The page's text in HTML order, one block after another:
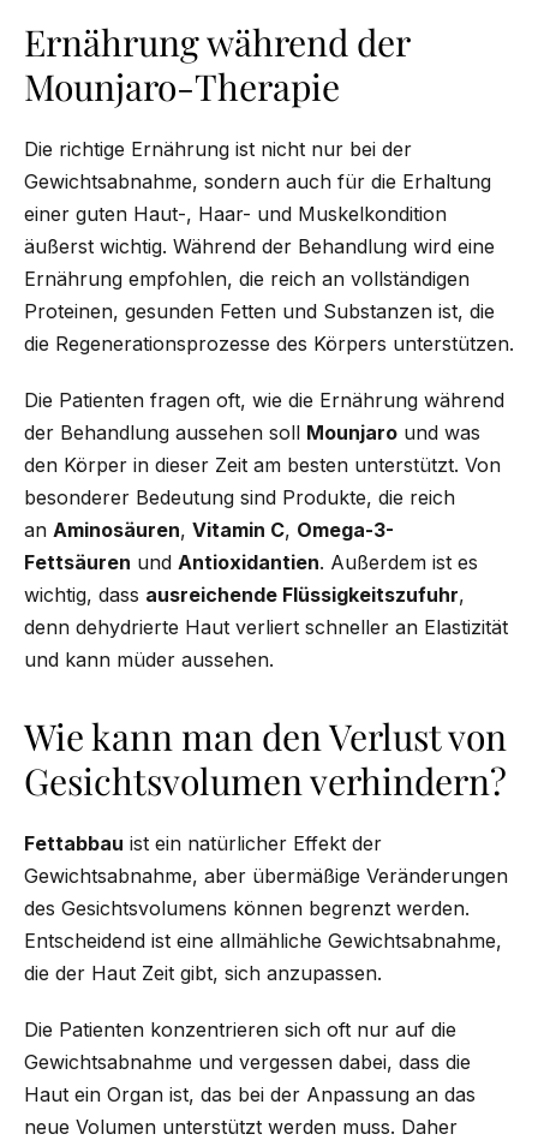
Ernährung während der
Mounjaro-Therapie
Die richtige Ernährung ist nicht nur bei der
Gewichtsabnahme, sondern auch für die Erhaltung
einer guten Haut-, Haar- und Muskelkondition
äußerst wichtig. Während der Behandlung wird eine
Ernährung empfohlen, die reich an vollständigen
Proteinen, gesunden Fetten und Substanzen ist, die
die Regenerationsprozesse des Körpers unterstützen.
Die Patienten fragen oft, wie die Ernährung während
der Behandlung aussehen soll Mounjaro und was
den Körper in dieser Zeit am besten unterstützt. Von
besonderer Bedeutung sind Produkte, die reich
an Aminosäuren, Vitamin C, Omega-3-
Fettsäuren und Antioxidantien. Außerdem ist es
wichtig, dass ausreichende Flüssigkeitszufuhr,
denn dehydrierte Haut verliert schneller an Elastizität
und kann müder aussehen.
Wie kann man den Verlust von
Gesichtsvolumen verhindern?
Fettabbau ist ein natürlicher Effekt der
Gewichtsabnahme, aber übermäßige Veränderungen
des Gesichtsvolumens können begrenzt werden.
Entscheidend ist eine allmähliche Gewichtsabnahme,
die der Haut Zeit gibt, sich anzupassen.
Die Patienten konzentrieren sich oft nur auf die
Gewichtsabnahme und vergessen dabei, dass die
Haut ein Organ ist, das bei der Anpassung an das
neue Volumen unterstützt werden muss. Daher